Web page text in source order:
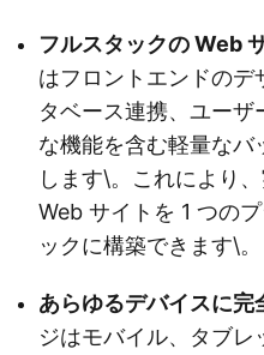
フルスタックの Web
はフロントエンドのデ
タベース連携、ユー
な機能を含む軽量な
します\。これにより
Web サイトを 1 つの
ックに構築できます\。
あらゆるデバイスに完
ジはモバイル、タブ